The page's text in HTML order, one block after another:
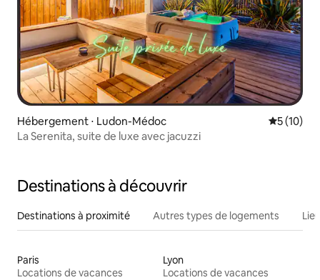
Hébergement ⋅ Ludon-Médoc
5 (10)
La Serenita, suite de luxe avec jacuzzi
Destinations à découvrir
Destinations à proximité Autres types de logements
Paris
Locations de vacances
Lyon
Locations de vacances